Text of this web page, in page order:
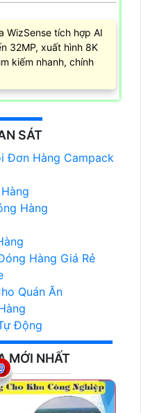
WizSense tích hợp AI
32MP, xuất hình 8K
kiếm nhanh, chính
SÁT
Đơn Hàng Campack
Hàng
Hàng Giá Rẻ
Quán Ăn
Động
MỚI NHẤT